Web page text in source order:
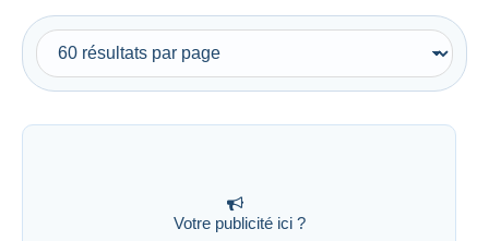
Votre publicité ici ?